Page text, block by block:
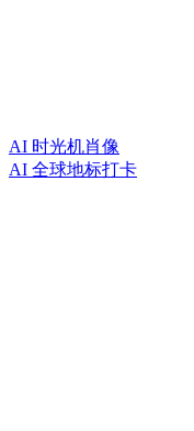
AI 时光机肖像
AI 全球地标打卡